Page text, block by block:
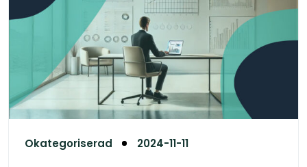
Okategoriserad 2024-11-11